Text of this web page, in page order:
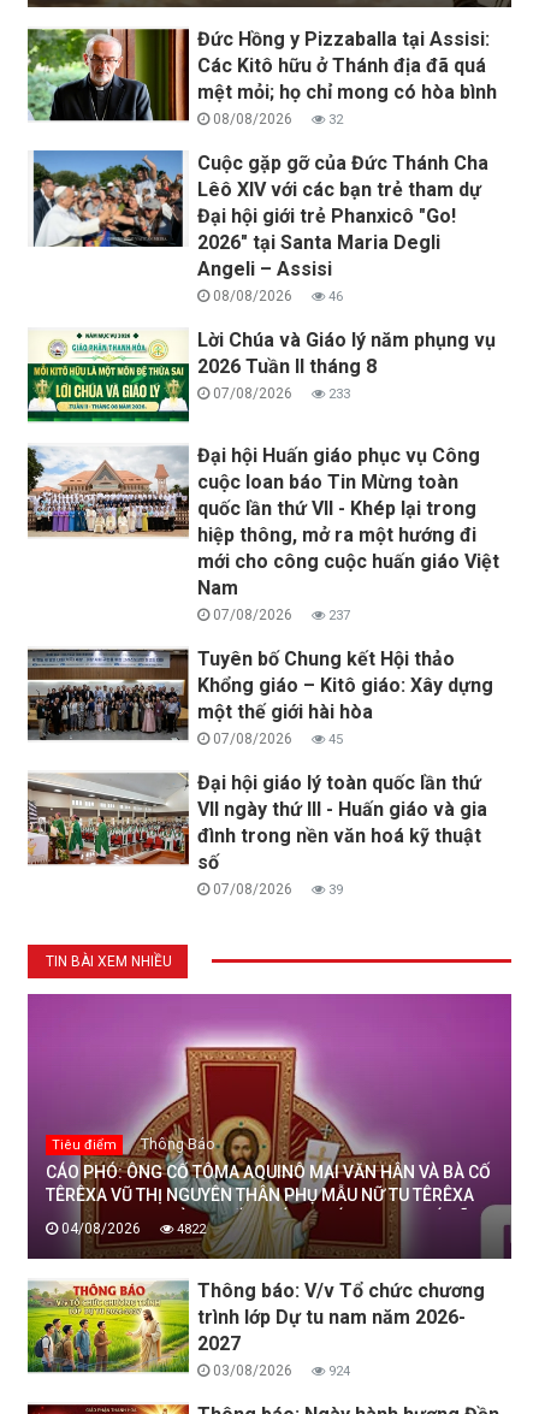
Đức Hồng y Pizzaballa tại Assisi:
Các Kitô hữu ở Thánh địa đã quá
mệt mỏi; họ chỉ mong có hòa bình
08/08/2026 32
Cuộc gặp gỡ của Đức Thánh Cha
Lêô XIV với các bạn trẻ tham dự
Đại hội giới trẻ Phanxicô "Go!
2026" tại Santa Maria Degli
Angeli – Assisi
08/08/2026 46
Lời Chúa và Giáo lý năm phụng vụ
2026 Tuần II tháng 8
07/08/2026 233
Đại hội Huấn giáo phục vụ Công
cuộc loan báo Tin Mừng toàn
quốc lần thứ VII - Khép lại trong
hiệp thông, mở ra một hướng đi
mới cho công cuộc huấn giáo Việt
Nam
07/08/2026 237
Tuyên bố Chung kết Hội thảo
Khổng giáo – Kitô giáo: Xây dựng
một thế giới hài hòa
07/08/2026 45
Đại hội giáo lý toàn quốc lần thứ
VII ngày thứ III - Huấn giáo và gia
đình trong nền văn hoá kỹ thuật
số
07/08/2026 39
TIN BÀI XEM NHIỀU
Tiêu điểm Thông Báo
CÁO PHÓ: ÔNG CỐ TÔMA AQUINÔ MAI VĂN HÂN VÀ BÀ CỐ
TÊRÊXA VŨ THỊ NGUYÊN THÂN PHỤ MẪU NỮ TU TÊRÊXA
MAI THỊ THỊNH, DÒNG MẾN THÁNH GIÁ THANH HOÁ ĐÃ
AN NGHỈ TRONG CHÚA, NGÀY 04/08/2026
04/08/2026 4822
Thông báo: V/v Tổ chức chương
trình lớp Dự tu nam năm 2026-
2027
03/08/2026 924